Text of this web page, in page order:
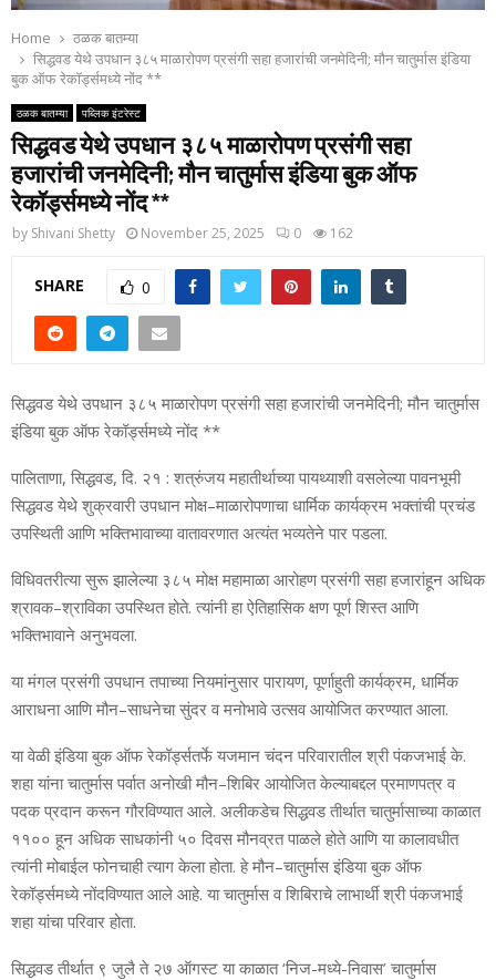
Home
ठळक बातम्या
सिद्धवड येथे उपधान ३८५ माळारोपण प्रसंगी सहा हजारांची जनमेदिनी; मौन चातुर्मास इंडिया
बुक ऑफ रेकॉर्ड्समध्ये नोंद **
ठळक बातम्या पब्लिक इंटरेस्ट
सिद्धवड येथे उपधान ३८५ माळारोपण प्रसंगी सहा
हजारांची जनमेदिनी; मौन चातुर्मास इंडिया बुक ऑफ
रेकॉर्ड्समध्ये नोंद **
by Shivani Shetty November 25, 2025 0 162
SHARE 0
सिद्धवड येथे उपधान ३८५ माळारोपण प्रसंगी सहा हजारांची जनमेदिनी; मौन चातुर्मास
इंडिया बुक ऑफ रेकॉर्ड्समध्ये नोंद **
पालिताणा, सिद्धवड, दि. २१ : शत्रुंजय महातीर्थाच्या पायथ्याशी वसलेल्या पावनभूमी
सिद्धवड येथे शुक्रवारी उपधान मोक्ष–माळारोपणाचा धार्मिक कार्यक्रम भक्तांची प्रचंड
उपस्थिती आणि भक्तिभावाच्या वातावरणात अत्यंत भव्यतेने पार पडला.
विधिवतरीत्या सुरू झालेल्या ३८५ मोक्ष महामाळा आरोहण प्रसंगी सहा हजारांहून अधिक
श्रावक–श्राविका उपस्थित होते. त्यांनी हा ऐतिहासिक क्षण पूर्ण शिस्त आणि
भक्तिभावाने अनुभवला.
या मंगल प्रसंगी उपधान तपाच्या नियमांनुसार पारायण, पूर्णाहुती कार्यक्रम, धार्मिक
आराधना आणि मौन–साधनेचा सुंदर व मनोभावे उत्सव आयोजित करण्यात आला.
या वेळी इंडिया बुक ऑफ रेकॉर्ड्सतर्फे यजमान चंदन परिवारातील श्री पंकजभाई के.
शहा यांना चातुर्मास पर्वात अनोखी मौन–शिबिर आयोजित केल्याबद्दल प्रमाणपत्र व
पदक प्रदान करून गौरविण्यात आले. अलीकडेच सिद्धवड तीर्थात चातुर्मासाच्या काळात
११०० हून अधिक साधकांनी ५० दिवस मौनव्रत पाळले होते आणि या कालावधीत
त्यांनी मोबाईल फोनचाही त्याग केला होता. हे मौन–चातुर्मास इंडिया बुक ऑफ
रेकॉर्ड्समध्ये नोंदविण्यात आले आहे. या चातुर्मास व शिबिराचे लाभार्थी श्री पंकजभाई
शहा यांचा परिवार होता.
सिद्धवड तीर्थात ९ जुलै ते २७ ऑगस्ट या काळात ‘निज-मध्ये-निवास’ चातुर्मास